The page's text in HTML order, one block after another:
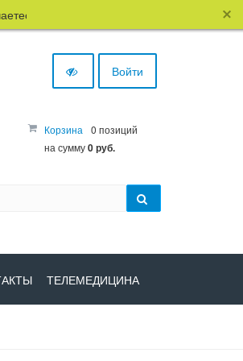
с использованием файлов cookie.
Войти
Корзина
0 позиций
на сумму0 руб.
ТЕЛЕМЕДИЦИНА